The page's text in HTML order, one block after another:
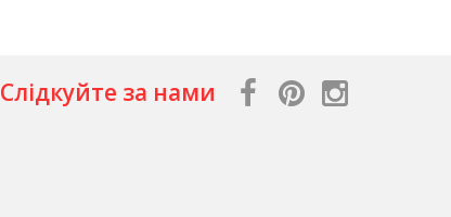
Слідкуйте за нами